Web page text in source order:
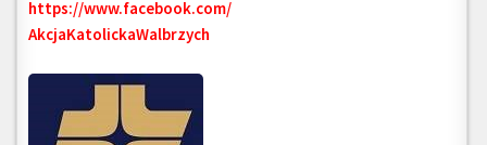
https://www.facebook.com/
AkcjaKatolickaWalbrzych